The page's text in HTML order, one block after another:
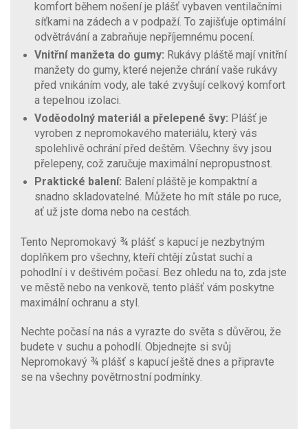
komfort během nošení je plášť vybaven ventilačními
síťkami na zádech a v podpaží. To zajišťuje optimální
odvětrávání a zabraňuje nepříjemnému pocení.
Vnitřní manžeta do gumy: Rukávy pláště mají vnitřní
manžety do gumy, které nejenže chrání vaše rukávy
před vnikáním vody, ale také zvyšují celkový komfort
a tepelnou izolaci.
Voděodolný materiál a přelepené švy: Plášť je
vyroben z nepromokavého materiálu, který vás
spolehlivě ochrání před deštěm. Všechny švy jsou
přelepeny, což zaručuje maximální nepropustnost.
Praktické balení: Balení pláště je kompaktní a
snadno skladovatelné. Můžete ho mít stále po ruce,
ať už jste doma nebo na cestách.
Tento Nepromokavý ¾ plášť s kapucí je nezbytným
doplňkem pro všechny, kteří chtějí zůstat suchí a
pohodlní i v deštivém počasí. Bez ohledu na to, zda jste
ve městě nebo na venkově, tento plášť vám poskytne
maximální ochranu a styl.
Nechte počasí na nás a vyrazte do světa s důvěrou, že
budete v suchu a pohodlí. Objednejte si svůj
Nepromokavý ¾ plášť s kapucí ještě dnes a připravte
se na všechny povětrnostní podmínky.